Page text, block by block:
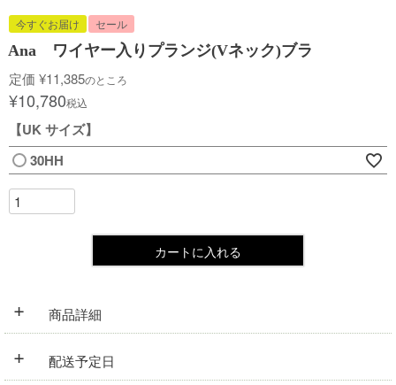
今すぐお届け セール
Ana ワイヤー入りプランジ(Vネック)ブラ
定価 ¥11,385のところ
¥10,780税込
【UK サイズ】
30HH
カートに入れる
+ 商品詳細
+ 配送予定日